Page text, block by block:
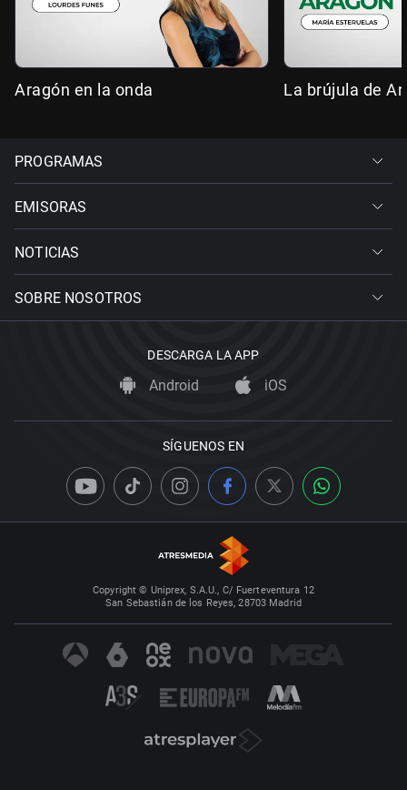
Aragón en la onda La brújula de
PROGRAMAS
EMISORAS
NOTICIAS
SOBRE NOSOTROS
DESCARGA LA APP
Android iOS
SÍGUENOS EN
Copyright © Uniprex, S.A.U., C/ Fuerteventura 12
San Sebastián de los Reyes, 28703 Madrid